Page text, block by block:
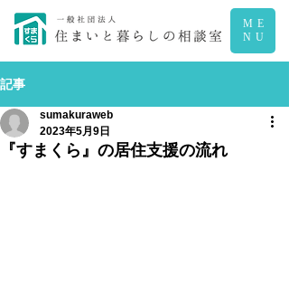
ME
NU
記事
『すまくら』の居住支援の流れ
sumakuraweb
2023年5月9日